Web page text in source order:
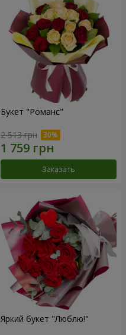
Букет "Романс"
2 513 грн
Заказать
Яркий букет "Люблю!"